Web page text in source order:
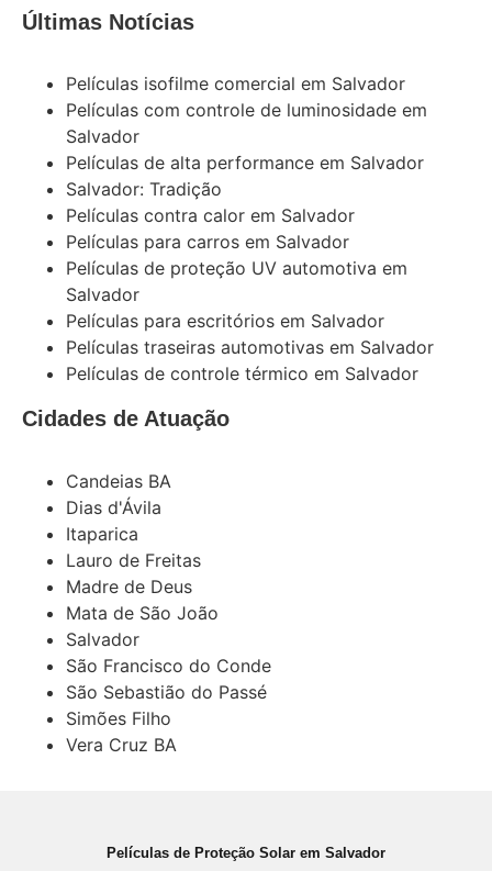
Últimas Notícias
Películas isofilme comercial em Salvador
Películas com controle de luminosidade em
Salvador
Películas de alta performance em Salvador
Salvador: Tradição
Películas contra calor em Salvador
Películas para carros em Salvador
Películas de proteção UV automotiva em
Salvador
Películas para escritórios em Salvador
Películas traseiras automotivas em Salvador
Películas de controle térmico em Salvador
Cidades de Atuação
Candeias BA
Dias d'Ávila
Itaparica
Lauro de Freitas
Madre de Deus
Mata de São João
Salvador
São Francisco do Conde
São Sebastião do Passé
Simões Filho
Vera Cruz BA
Películas de Proteção Solar em Salvador